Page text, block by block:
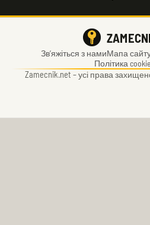
Зв’яжіться з намиМапа
Політика
Zamecnik.net –усі права